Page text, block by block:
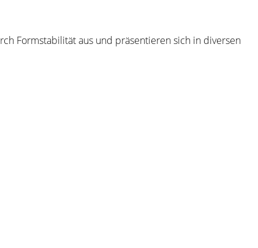
Formstabilität aus und präsentieren sich in diversen